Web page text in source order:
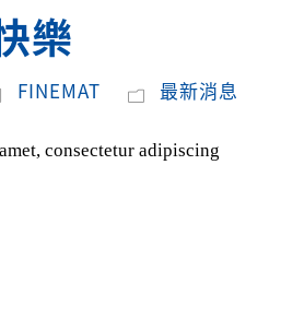
樂
FINEMAT 最新消息
consectetur adipiscing